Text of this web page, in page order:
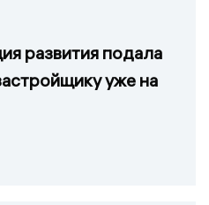
развития подала
уже на